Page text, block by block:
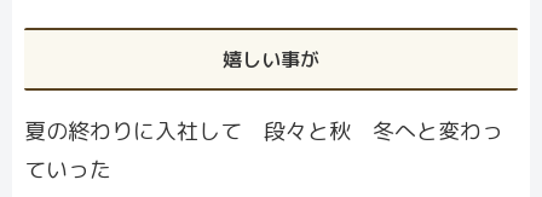
嬉しい事が
夏の終わりに入社して 段々と秋 冬へと変わっ
ていった